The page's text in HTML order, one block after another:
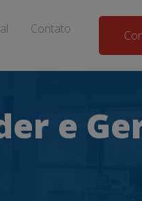
Contato
e